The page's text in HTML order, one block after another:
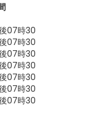
07時30
07時30
07時30
07時30
07時30
07時30
07時30